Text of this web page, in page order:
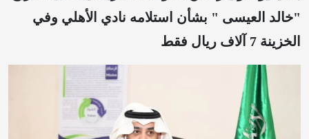
"خالد العيسى " بشأن استلامه نادي الأهلي وفي
الخزينة 7 آلاف ريال فقط